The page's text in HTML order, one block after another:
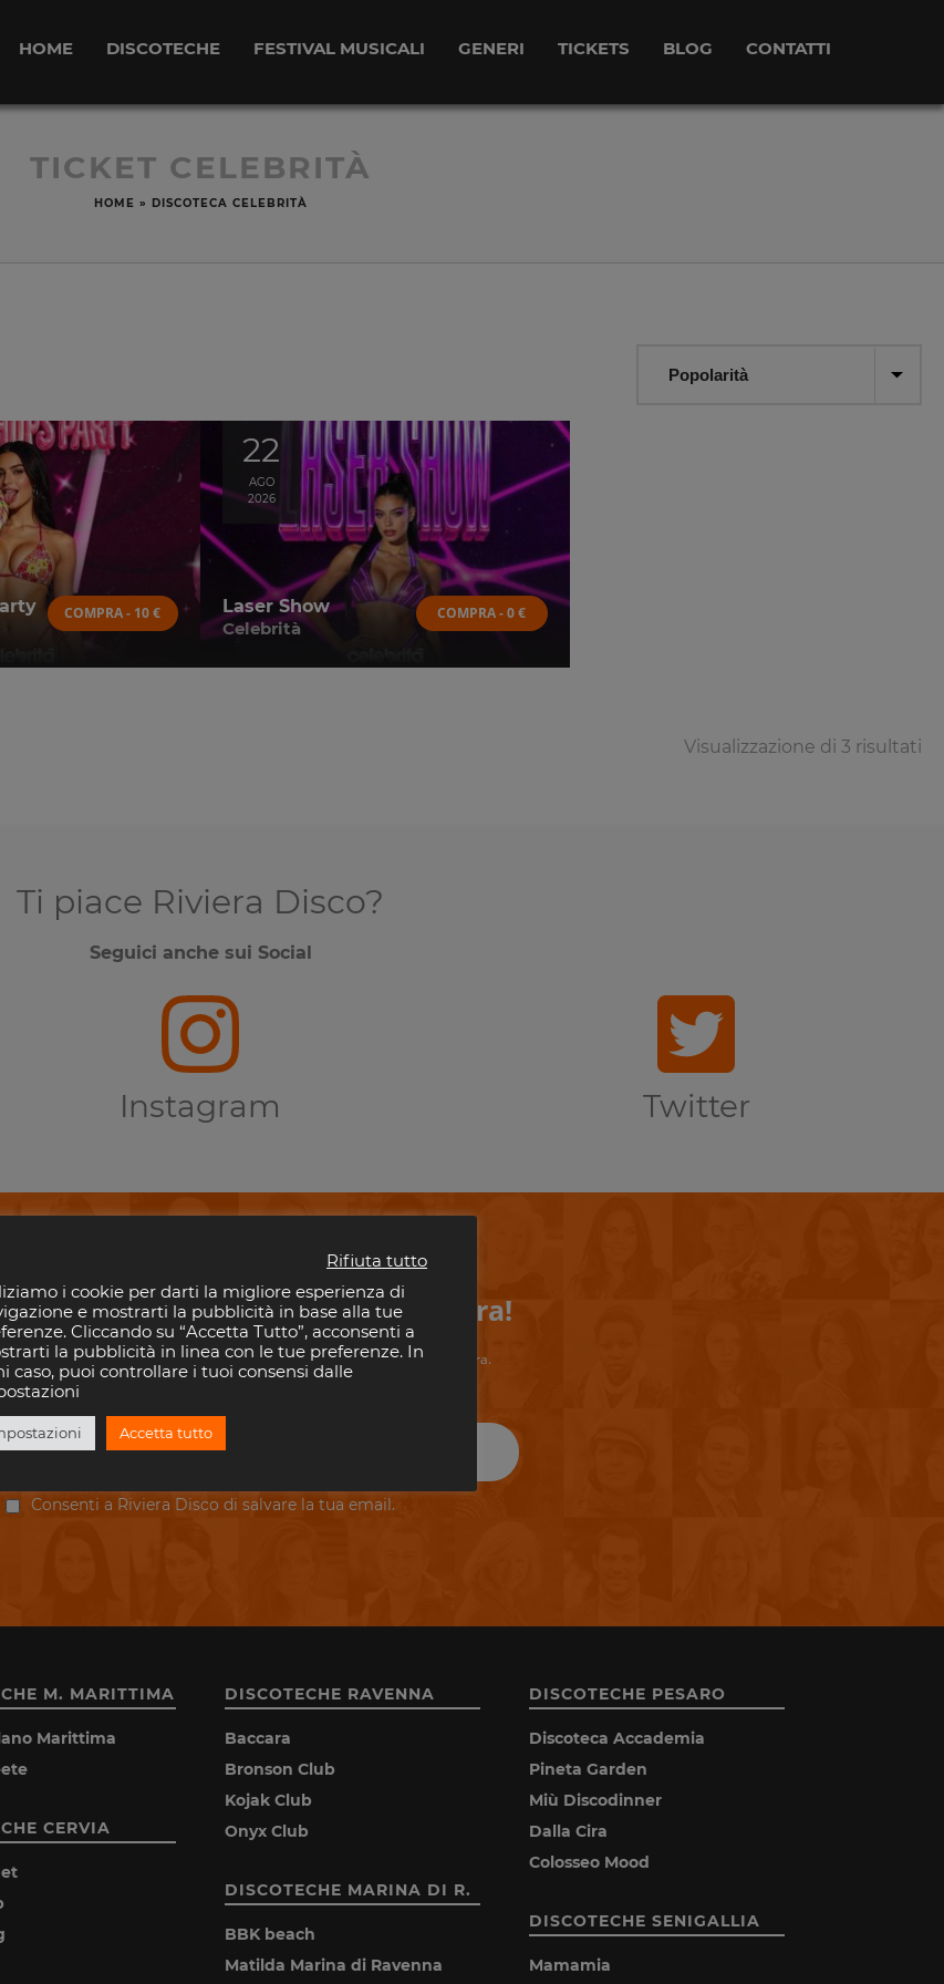
HOME DISCOTECHE FESTIVAL MUSICALI GENERI TICKETS BLOG CONTATTI
TICKET CELEBRITÀ
HOME » DISCOTECA CELEBRITÀ
COMPRA - 10 €
22
AGO
2026
Laser Show
Celebrità
COMPRA - 0 €
Visualizzazione di 3 risultati
Ti piace Riviera Disco?
Seguici anche sui Social
Instagram Twitter
i tuoi eventi preferiti in Riviera!
email per rimanere aggiornato con gli eventi nelle discoteche della riviera.
È gratis!. E puoi disiscriverti quando vuoi.
Consenti a Riviera Disco di salvare la tua email.
M. MARITTIMA
Marittima
CERVIA
DISCOTECHE RAVENNA
Baccara
Bronson Club
Kojak Club
Onyx Club
DISCOTECHE MARINA DI R.
BBK beach
Matilda Marina di Ravenna
DISCOTECHE PESARO
Discoteca Accademia
Pineta Garden
Miù Discodinner
Dalla Cira
Colosseo Mood
DISCOTECHE SENIGALLIA
Mamamia
Rifiuta tutto
i cookie per darti la migliore esperienza di
e mostrarti la pubblicità in base alla tue
Cliccando su “Accetta Tutto”, acconsenti a
la pubblicità in linea con le tue preferenze. In
caso, puoi controllare i tuoi consensi dalle
Accetta tutto